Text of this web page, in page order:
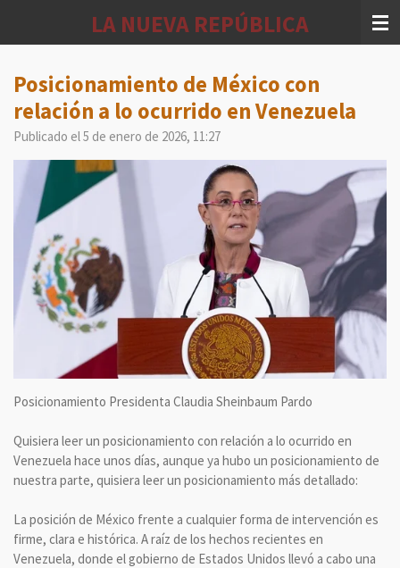
principal
LA NUEVA REPÚBLICA
Posicionamiento de México con
relación a lo ocurrido en Venezuela
Publicado el 5 de enero de 2026, 11:27
Posicionamiento Presidenta Claudia Sheinbaum Pardo
Quisiera leer un posicionamiento con relación a lo ocurrido en
Venezuela hace unos días, aunque ya hubo un posicionamiento de
nuestra parte, quisiera leer un posicionamiento más detallado:
La posición de México frente a cualquier forma de intervención es
firme, clara e histórica. A raíz de los hechos recientes en
Venezuela, donde el gobierno de Estados Unidos llevó a cabo una